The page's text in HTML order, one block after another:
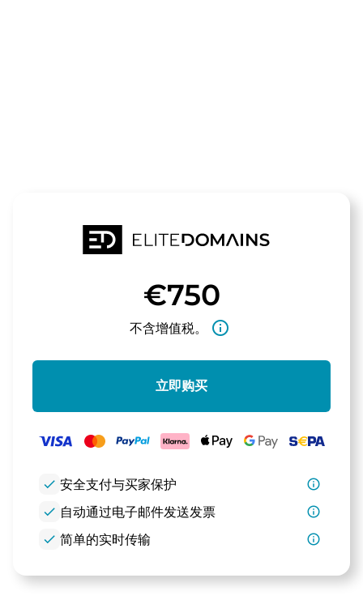
€750
不含增值税。 info_outline
立即购买
check 安全支付与买家保护
info_outline
check 自动通过电子邮件发送发票
info_outline
check 简单的实时传输 info_outline